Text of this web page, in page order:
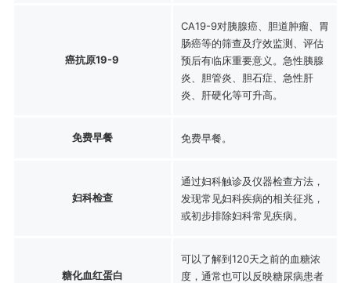
癌抗原19-9
CA19-9对胰腺癌、胆道肿瘤、胃
肠癌等的筛查及疗效监测、评估
预后有临床重要意义。急性胰腺
炎、胆管炎、胆石症、急性肝
炎、肝硬化等可升高。
免费早餐 免费早餐。
妇科检查
通过妇科触诊及仪器检查方法，
发现常见妇科疾病的相关征兆，
或初步排除妇科常见疾病。
糖化血红蛋白
可以了解到120天之前的血糖浓
度，通常也可以反映糖尿病患者